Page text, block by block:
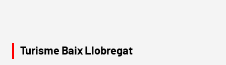
Turisme Baix Llobregat